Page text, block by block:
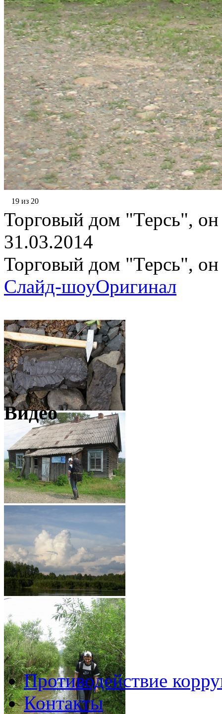
19 из 20
Торговый дом "Терсь",
31.03.2014
Торговый дом "Терсь",
Слайд-шоуОригинал
Видео
Противодействие
Контакты